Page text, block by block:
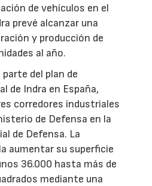
de vehículos en el
prevé alcanzar una
y producción de
al año.
del plan de
de Indra en España,
corredores industriales
de Defensa en la
de Defensa. La
aumentar su superficie
36.000 hasta más de
mediante una